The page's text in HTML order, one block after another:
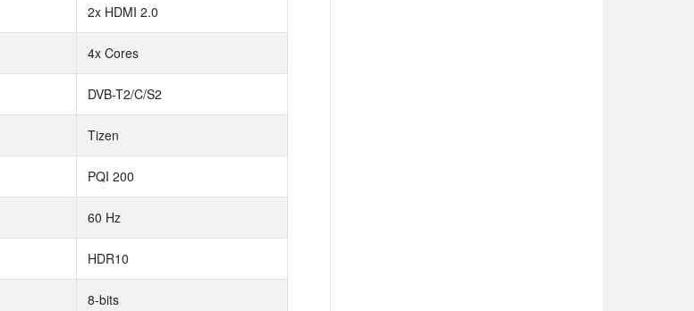
2x HDMI 2.0
4x Cores
DVB-T2/C/S2
Tizen
PQI 200
60 Hz
HDR10
8-bits